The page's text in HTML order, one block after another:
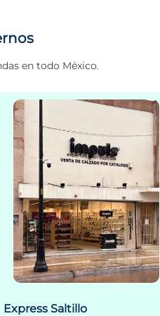
en todo México.
Express Saltillo